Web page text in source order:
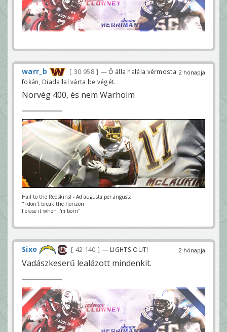
2 hónapja
warr_b 30 958
— Ő álla halála vérmosta
fokán, Diadallal várta be végét.
Norvég 400, és nem Warholm
Hail to the Redskins! - Ad augusta per angusta
"I don't break the horizon
I erase it when I'm born"
2 hónapja
Sixo 42 140 — LIGHTS OUT!
Vadászkeserű lealázott mindenkit.